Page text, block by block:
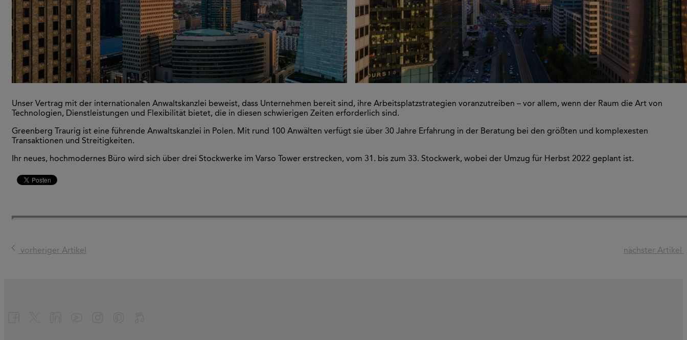
Unser Vertrag mit der internationalen Anwaltskanzlei beweist, dass Unternehmen bereit sind, ihre Arbeitsplatzstrategien voranzutreiben – vor allem, wenn der Raum die Art von
Technologien, Dienstleistungen und Flexibilität bietet, die in diesen schwierigen Zeiten erforderlich sind.
Greenberg Traurig ist eine führende Anwaltskanzlei in Polen. Mit rund 100 Anwälten verfügt sie über 30 Jahre Erfahrung in der Beratung bei den größten und komplexesten
Transaktionen und Streitigkeiten.
Ihr neues, hochmodernes Büro wird sich über drei Stockwerke im Varso Tower erstrecken, vom 31. bis zum 33. Stockwerk, wobei der Umzug für Herbst 2022 geplant ist.
vorheriger Artikel nächster Artikel